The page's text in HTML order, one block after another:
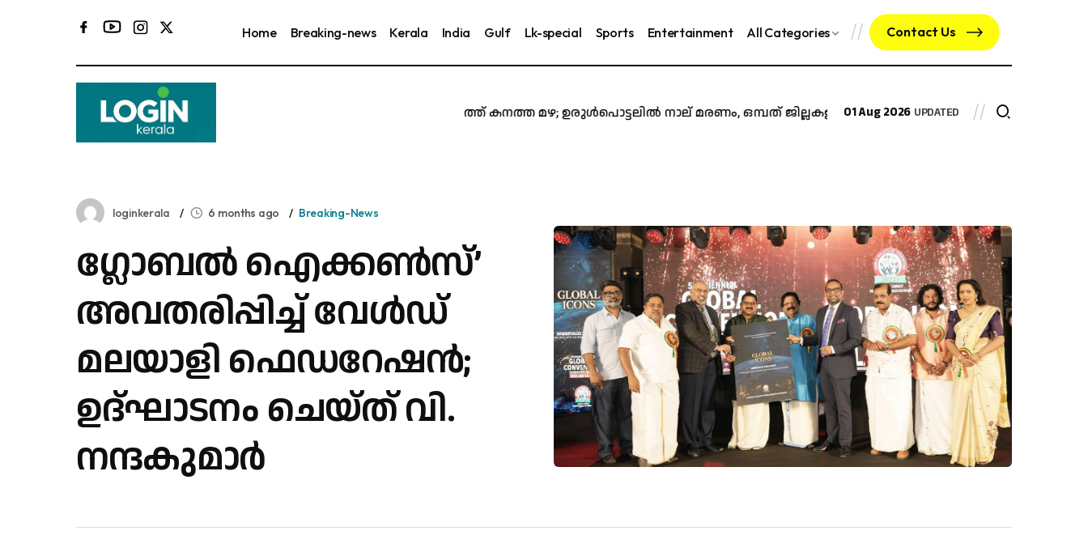
Home Breaking-news Kerala India Gulf Lk-special Sports Entertainment All Categories Contact Us
സംസ്ഥാനത്ത് കനത്ത മഴ; ഉരുൾപൊട്ടലിൽ നാല് മരണം, ഒമ്പത് ജില്ലകളിൽ വിദ്യാഭ്യാസ സ്ഥാപനങ്ങൾക്ക്...സംസ്ഥാനത്ത്
01 Aug 2026 UPDATED
loginkerala 6 months ago Breaking-News
ഗ്ലോബൽ ഐക്കൺസ്’
അവതരിപ്പിച്ച് വേൾഡ്
മലയാളി ഫെഡറേഷൻ;
ഉദ്ഘാടനം ചെയ്ത് വി.
നന്ദകുമാർ